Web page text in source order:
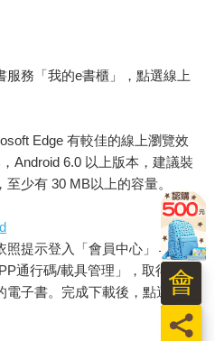
務「我的e書櫃」，點選線上
Edge 有較佳的線上瀏覽效
Android 6.0 以上版本，建議裝
少有 30 MB以上的容量。
照提示登入「會員中心」→「我
通行碼/載具管理」，取得通行
子書。完成下載後，點選任一
員
會